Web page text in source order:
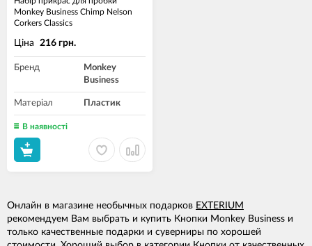
Monkey Business Chimp Nelson
Corkers Classics
Ціна 216 грн.
Бренд
Monkey
Business
Матеріал Пластик
В наявності
Онлайн в магазине необычных подарков EXTERIUM
рекомендуем Вам выбрать и купить Кнопки Monkey Business и
только качественные подарки и суверниры по хорошей